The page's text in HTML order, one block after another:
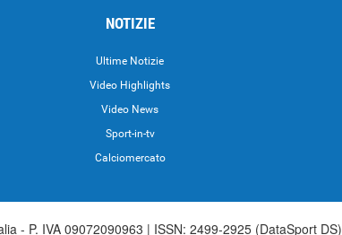
NOTIZIE
Ultime Notizie
Video Highlights
Video News
Sport-in-tv
Calciomercato
- P. IVA 09072090963 | ISSN: 2499-2925 (DataSport DS)